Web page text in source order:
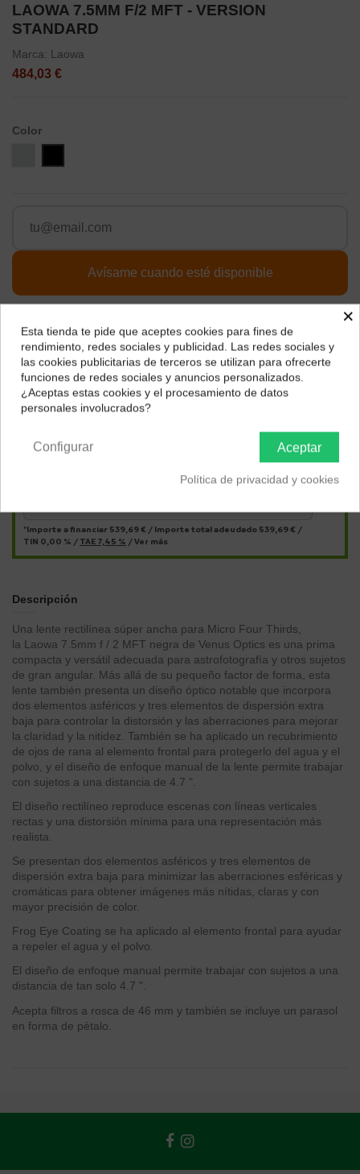
LAOWA 7.5MM F/2 MFT - VERSION
STANDARD
Marca: Laowa
484,03 €
Color
cuotas
*Importe a financiar 539,69 € / Importe total adeudado 539,69 € /
TIN 0,00 % / TAE 7,45 % /Ver más
Descripción
Una lente rectilínea súper ancha para Micro Four Thirds,
la Laowa 7.5mm f / 2 MFT negra de Venus Optics es una prima
compacta y versátil adecuada para astrofotografía y otros sujetos
de gran angular. Más allá de su pequeño factor de forma, esta
lente también presenta un diseño óptico notable que incorpora
dos elementos asféricos y tres elementos de dispersión extra
baja para controlar la distorsión y las aberraciones para mejorar
la claridad y la nitidez. También se ha aplicado un recubrimiento
de ojos de rana al elemento frontal para protegerlo del agua y el
polvo, y el diseño de enfoque manual de la lente permite trabajar
con sujetos a una distancia de 4.7 ".
El diseño rectilíneo reproduce escenas con líneas verticales
rectas y una distorsión mínima para una representación más
realista.
Se presentan dos elementos asféricos y tres elementos de
dispersión extra baja para minimizar las aberraciones esféricas y
cromáticas para obtener imágenes más nítidas, claras y con
mayor precisión de color.
Frog Eye Coating se ha aplicado al elemento frontal para ayudar
a repeler el agua y el polvo.
El diseño de enfoque manual permite trabajar con sujetos a una
distancia de tan solo 4.7 ".
Acepta filtros a rosca de 46 mm y también se incluye un parasol
en forma de pétalo.
¿Dónde deseas recibir tu pedido?
Selecciona tu ubicación para mostrarte los precios e
impuestos correctos para tu región.
×
Esta tienda te pide que aceptes cookies para fines de
rendimiento, redes sociales y publicidad. Las redes sociales y
las cookies publicitarias de terceros se utilizan para ofrecerte
funciones de redes sociales y anuncios personalizados.
¿Aceptas estas cookies y el procesamiento de datos
personales involucrados?
Aceptar
Configurar
Política de privacidad y cookies